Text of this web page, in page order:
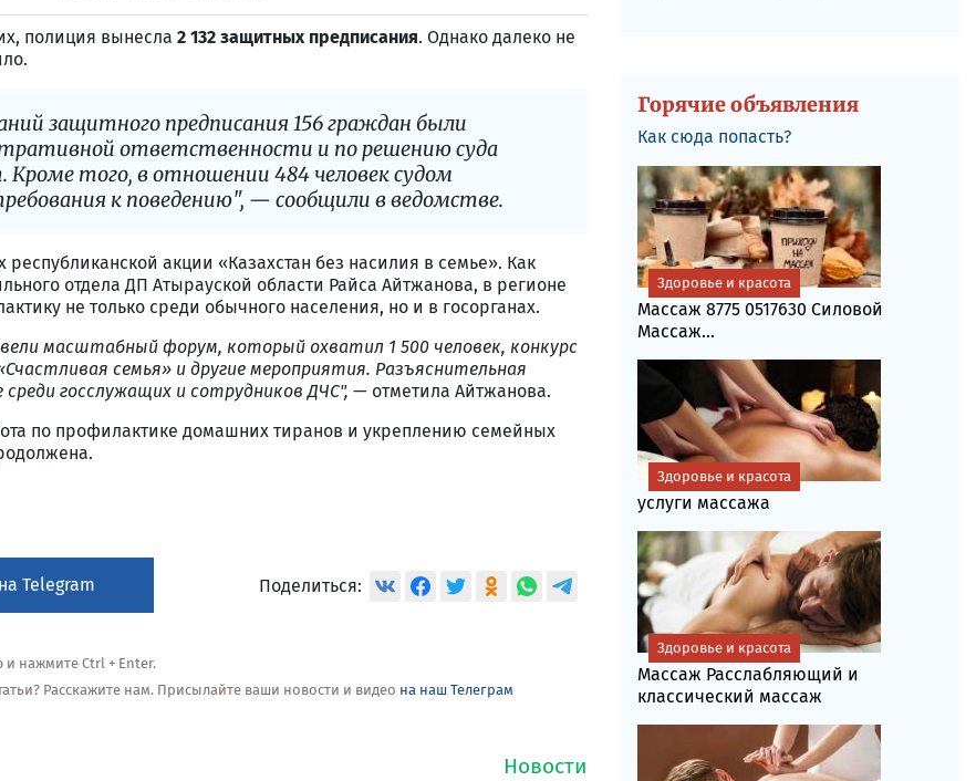
полиция вынесла 2 132 защитных предписания. Однако далеко не
защитного предписания 156 граждан были
ответственности и по решению суда
Кроме того, в отношении 484 человек судом
к поведению", — сообщили в ведомстве.
республиканской акции «Казахстан без насилия в семье». Как
отдела ДП Атырауской области Райса Айтжанова, в регионе
не только среди обычного населения, но и в госорганах.
масштабный форум, который охватил 1 500 человек, конкурс
семья» и другие мероприятия. Разъяснительная
госслужащих и сотрудников ДЧС", — отметила Айтжанова.
по профилактике домашних тиранов и укреплению семейных
Telegram Поделиться:
нажмите Ctrl + Enter.
Расскажите нам. Присылайте ваши новости и видео на наш Телеграм
Горячие объявления
Как сюда попасть?
Массаж 8775 0517630 Силовой
Массаж...
Здоровье и красота
услуги массажа
Здоровье и красота
Массаж Расслабляющий и
классический массаж
Здоровье и красота